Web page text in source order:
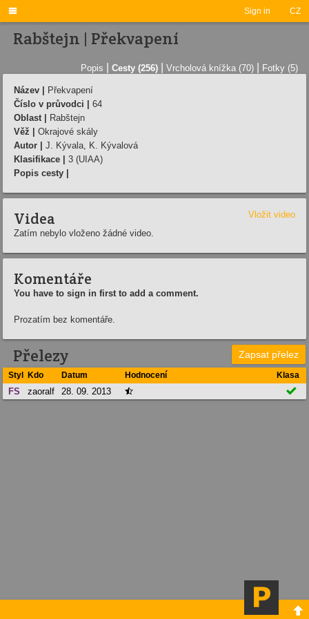
Sign in CZ

Rabštejn | Překvapení
Popis Cesty (256) Vrcholová knížka (70) Fotky (5)
Název |
Překvapení
Číslo v průvodci |
64
Oblast |
Rabštejn
Věž |
Okrajové skály
Autor |
J. Kývala, K. Kývalová
Klasifikace |
3 (UIAA)
Popis cesty |
Videa
Vložit video
Zatím nebylo vloženo žádné video.
Komentáře
You have to sign in first to add a comment.
Prozatím bez komentáře.
Přelezy Zapsat přelez
Styl Kdo Datum Hodnocení Klasa
FS zaoralf 28. 09. 2013  
